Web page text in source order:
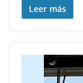
Leer más